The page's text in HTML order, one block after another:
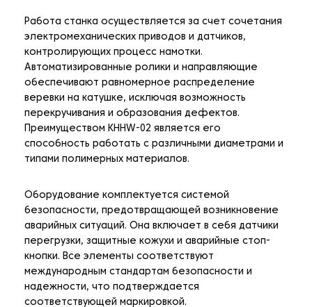
Работа станка осуществляется за счет сочетания
электромеханических приводов и датчиков,
контролирующих процесс намотки.
Автоматизированные ролики и направляющие
обеспечивают равномерное распределение
веревки на катушке, исключая возможность
перекручивания и образования дефектов.
Преимуществом KHHW-02 является его
способность работать с различными диаметрами и
типами полимерных материалов.
Оборудование комплектуется системой
безопасности, предотвращающей возникновение
аварийных ситуаций. Она включает в себя датчики
перегрузки, защитные кожухи и аварийные стоп-
кнопки. Все элементы соответствуют
международным стандартам безопасности и
надежности, что подтверждается
соответствующей маркировкой.